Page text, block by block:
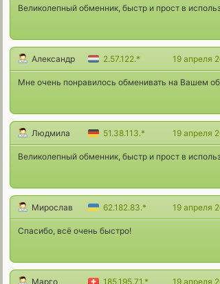
Великолепный обменник, быстр и прост в
Александр 2.57.122.* 19 апреля
Мне очень понравилось обменивать на Вашем
Людмила 51.38.113.* 19 апреля
Великолепный обменник, быстр и прост в
Мирослав 62.182.83.* 19 апреля
Спасибо, всё очень быстро!
Марго 185.195.71.* 19 апреля